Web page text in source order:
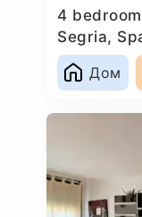
4
Segria,
Дом